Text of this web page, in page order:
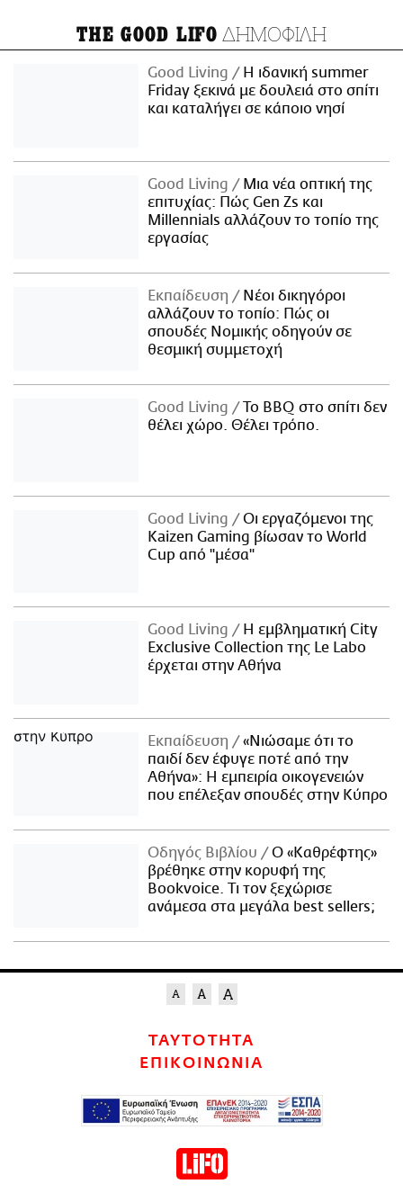
THE GOOD LIFO ΔΗΜΟΦΙΛΗ
Good Living
Η ιδανική summer
Friday ξεκινά με δουλειά στο σπίτι
και καταλήγει σε κάποιο νησί
Good Living
Μια νέα οπτική της
επιτυχίας: Πώς Gen Zs και
Millennials αλλάζουν το τοπίο της
εργασίας
Εκπαίδευση
Νέοι δικηγόροι
αλλάζουν το τοπίο: Πώς οι
σπουδές Νομικής οδηγούν σε
θεσμική συμμετοχή
Good Living
Το BBQ στο σπίτι δεν
θέλει χώρο. Θέλει τρόπο.
Good Living
Οι εργαζόμενοι της
Kaizen Gaming βίωσαν το World
Cup από "μέσα"
Good Living
Η εμβληματική City
Exclusive Collection της Le Labo
έρχεται στην Αθήνα
Εκπαίδευση
«Νιώσαμε ότι το
παιδί δεν έφυγε ποτέ από την
Αθήνα»: Η εμπειρία οικογενειών
που επέλεξαν σπουδές στην Κύπρο
Οδηγός Βιβλίου
Ο «Καθρέφτης»
βρέθηκε στην κορυφή της
Bookvoice. Τι τον ξεχώρισε
ανάμεσα στα μεγάλα best sellers;
ΤΑΥΤΟΤΗΤΑ
ΕΠΙΚΟΙΝΩΝΙΑ